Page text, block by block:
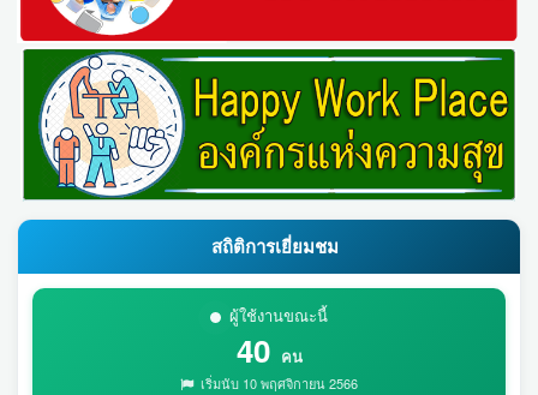
สถิติการเยี่ยมชม
ผู้ใช้งานขณะนี้
40 คน
เริ่มนับ 10 พฤศจิกายน 2566